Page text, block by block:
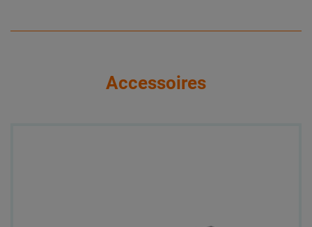
Accessoires